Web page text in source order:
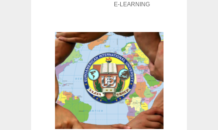
E-LEARNING